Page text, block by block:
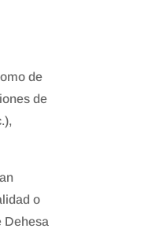
de
de
o
Dehesa